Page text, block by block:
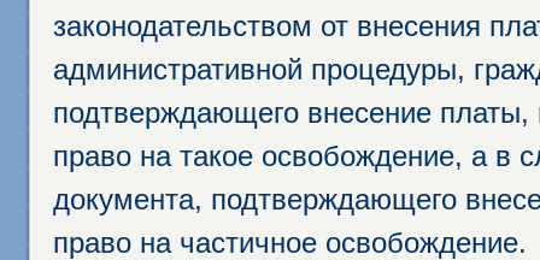
законодательством от внесения
административной процедуры,
подтверждающего внесение
право на такое освобождение, а в
документа, подтверждающего
право на частичное освобождение.